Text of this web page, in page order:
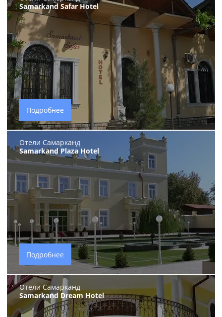
Samarkand Safar Hotel
Подробнее
Отели Самарканд
Samarkand Plaza Hotel
Подробнее
Отели Самарканд
Samarkand Dream Hotel